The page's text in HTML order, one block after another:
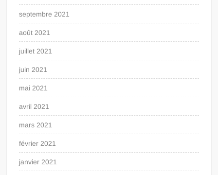
septembre 2021
août 2021
juillet 2021
juin 2021
mai 2021
avril 2021
mars 2021
février 2021
janvier 2021